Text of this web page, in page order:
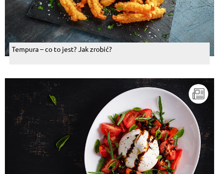
Tempura – co to jest? Jak zrobić?